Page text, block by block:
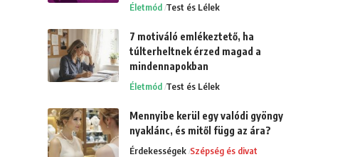
Életmód Test és Lélek
7 motiváló emlékeztető, ha
túlterheltnek érzed magad a
mindennapokban
Életmód Test és Lélek
Mennyibe kerül egy valódi gyöngy
nyaklánc, és mitől függ az ára?
Érdekességek Szépség és divat